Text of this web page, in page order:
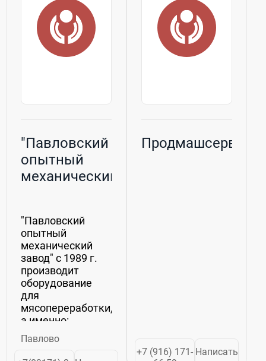
"Павловский
опытный
механический
"Павловский
опытный
механический
завод" c 1989 г.
производит
оборудование
для
мясопереработки,
а именно:
-производства
колбас, копчения
сыров; -для
Павлово
Продмашсервис
+7 (916) 171- Написать